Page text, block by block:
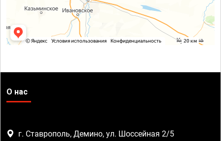
О нас
г. Ставрополь, Демино, ул. Шоссейная 2/5